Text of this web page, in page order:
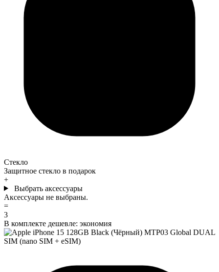
Стекло
Защитное стекло в подарок
+
Выбрать аксессуары
Аксессуары не выбраны.
=
3
В комплекте дешевле: экономия